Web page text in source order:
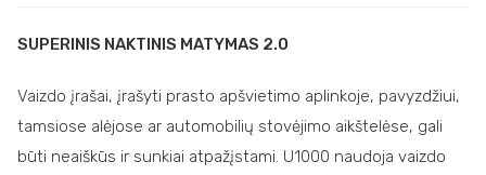
SUPERINIS NAKTINIS MATYMAS 2.0
Vaizdo įrašai, įrašyti prasto apšvietimo aplinkoje, pavyzdžiui,
tamsiose alėjose ar automobilių stovėjimo aikštelėse, gali
būti neaiškūs ir sunkiai atpažįstami. U1000 naudoja vaizdo